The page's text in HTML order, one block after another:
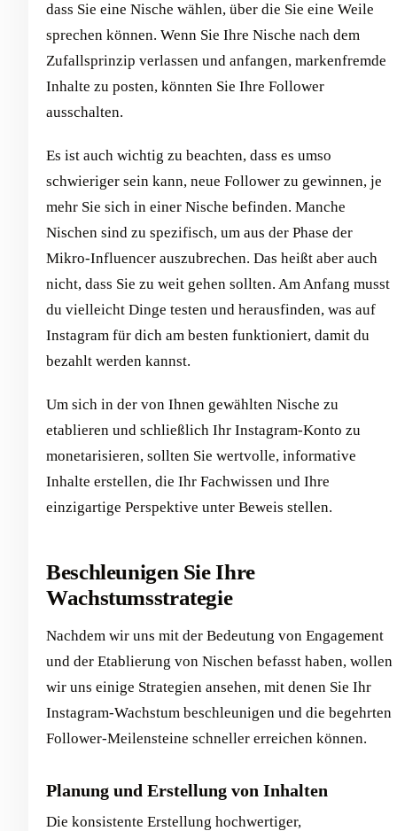
dass Sie eine Nische wählen, über die Sie eine Weile
sprechen können. Wenn Sie Ihre Nische nach dem
Zufallsprinzip verlassen und anfangen, markenfremde
Inhalte zu posten, könnten Sie Ihre Follower
ausschalten.
Es ist auch wichtig zu beachten, dass es umso
schwieriger sein kann, neue Follower zu gewinnen, je
mehr Sie sich in einer Nische befinden. Manche
Nischen sind zu spezifisch, um aus der Phase der
Mikro-Influencer auszubrechen. Das heißt aber auch
nicht, dass Sie zu weit gehen sollten. Am Anfang musst
du vielleicht Dinge testen und herausfinden, was auf
Instagram für dich am besten funktioniert, damit du
bezahlt werden kannst.
Um sich in der von Ihnen gewählten Nische zu
etablieren und schließlich Ihr Instagram-Konto zu
monetarisieren, sollten Sie wertvolle, informative
Inhalte erstellen, die Ihr Fachwissen und Ihre
einzigartige Perspektive unter Beweis stellen.
Beschleunigen Sie Ihre
Wachstumsstrategie
Nachdem wir uns mit der Bedeutung von Engagement
und der Etablierung von Nischen befasst haben, wollen
wir uns einige Strategien ansehen, mit denen Sie Ihr
Instagram-Wachstum beschleunigen und die begehrten
Follower-Meilensteine schneller erreichen können.
Planung und Erstellung von Inhalten
Die konsistente Erstellung hochwertiger,